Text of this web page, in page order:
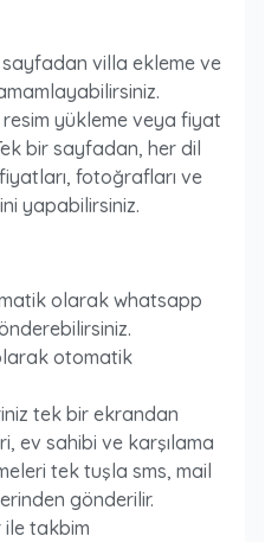
sayfadan villa ekleme ve
yükleme veya fiyat
bir sayfadan, her dil
fotoğrafları ve
yapabilirsiniz.
olarak whatsapp
otomatik
tek bir ekrandan
ev sahibi ve karşılama
tek tuşla sms, mail
gönderilir.
ile takbim